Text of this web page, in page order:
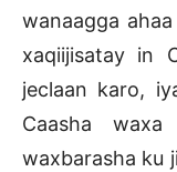
wanaagga
xaqiijisatay in
jeclaan karo,
Caasha
waxbarasha ku